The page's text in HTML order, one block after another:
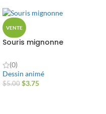
VENTE
Souris mignonne
(0)
Dessin animé
$5.00 $3.75